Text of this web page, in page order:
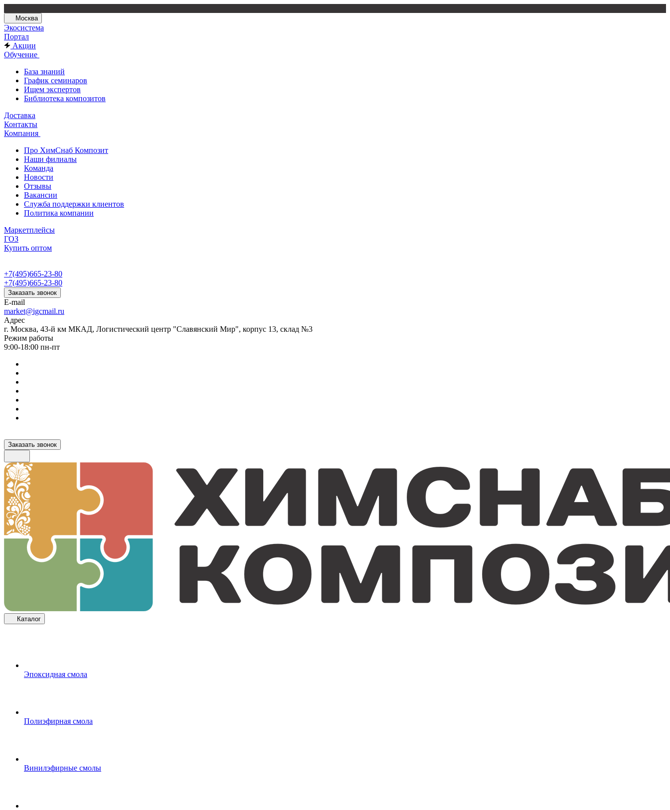
Москва
Экосистема
Портал
Акции
Обучение
База знаний
График семинаров
Ищем экспертов
Библиотека композитов
Доставка
Контакты
Компания
Про ХимСнаб Композит
Наши филиалы
Команда
Новости
Отзывы
Вакансии
Служба поддержки клиентов
Политика компании
Маркетплейсы
ГОЗ
Купить оптом
+7(495)665-23-80
+7(495)665-23-80
Заказать звонок
E-mail
market@igcmail.ru
Адрес
г. Москва, 43-й км МКАД, Логистический центр "Славянский Мир", корпус 13, склад №3
Режим работы
9:00-18:00 пн-пт
Заказать звонок
Каталог
Эпоксидная смола
Полиэфирная смола
Винилэфирные смолы